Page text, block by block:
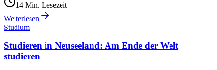
14 Min. Lesezeit
Weiterlesen
Studium
Studieren in Neuseeland: Am Ende der Welt
studieren